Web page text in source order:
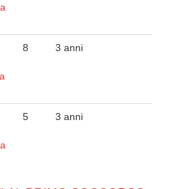
8 3 anni
5 3 anni